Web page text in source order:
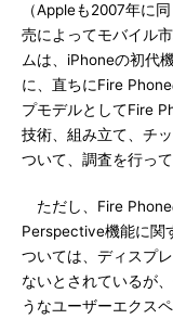
（Appleも2007年に
売によってモバイル
ムは、iPhoneの初代
に、直ちにFire
プモデルとしてFire
技術、組み立て、チ
ついて、調査を行って
ただし、Fire
Perspective機能に関
ついては、ディスプ
ないとされているが
うなユーザーエクス